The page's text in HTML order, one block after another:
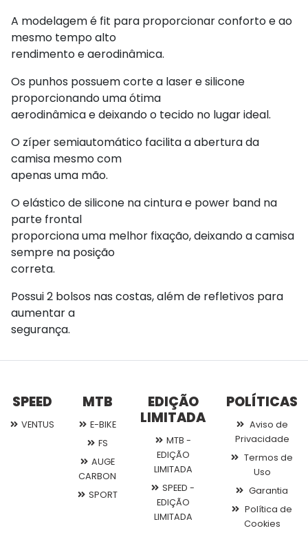
A modelagem é fit para proporcionar conforto e ao
mesmo tempo alto
rendimento e aerodinâmica.
Os punhos possuem corte a laser e silicone
proporcionando uma ótima
aerodinâmica e deixando o tecido no lugar ideal.
O zíper semiautomático facilita a abertura da
camisa mesmo com
apenas uma mão.
O elástico de silicone na cintura e power band na
parte frontal
proporciona uma melhor fixação, deixando a camisa
sempre na posição
correta.
Possui 2 bolsos nas costas, além de refletivos para
aumentar a
segurança.
SPEED
VENTUS
MTB
E-BIKE
FS
AUGE
CARBON
SPORT
EDIÇÃO
LIMITADA
MTB -
EDIÇÃO
LIMITADA
SPEED -
EDIÇÃO
LIMITADA
POLÍTICAS
Aviso de
Privacidade
Termos de
Uso
Garantia
Política de
Cookies